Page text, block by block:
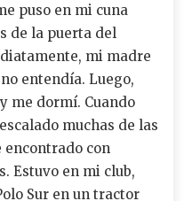
puso en mi cuna
de la puerta del
mi madre
entendía. Luego,
me dormí. Cuando
muchas de las
encontrado con
Estuvo en mi club,
Sur en un tractor